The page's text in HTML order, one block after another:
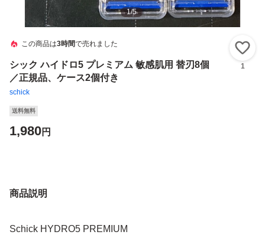
1/5
この商品は3時間で売れました
シック ハイドロ5 プレミアム 敏感肌用 替刃8個
／正規品、ケース2個付き
schick
1
送料無料
1,980円
商品説明
Schick HYDRO5 PREMIUM